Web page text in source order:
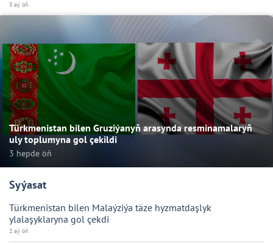
3 aý öň
Türkmenistan bilen Gruziýanyň arasynda resminamalaryň
uly toplumyna gol çekildi
3 hepde öň
Syýasat
Türkmenistan bilen Malaýziýa täze hyzmatdaşlyk
ylalaşyklaryna gol çekdi
2 aý öň